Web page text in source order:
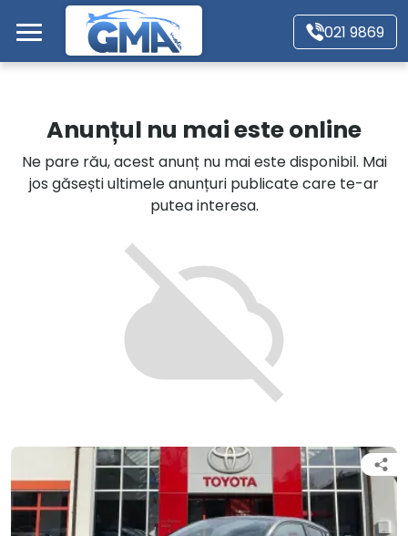
Mergi direct la conținutul principal
021 9869
Autoturisme
Motociclete
Autoutilitare
Alte tipuri vehicule
Anunțul nu mai este online
Ne pare rău, acest anunț nu mai este disponibil. Mai
jos găsești ultimele anunțuri publicate care te-ar
putea interesa.